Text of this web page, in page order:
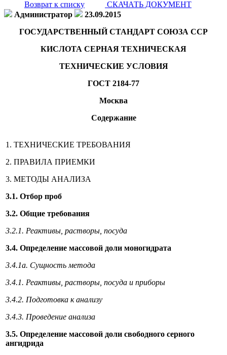
Возврат к списку
СКАЧАТЬ ДОКУМЕНТ
Администратор
23.09.2015
ГОСУДАРСТВЕННЫЙ СТАНДАРТ СОЮЗА ССР
КИСЛОТА СЕРНАЯ ТЕХНИЧЕСКАЯ
ТЕХНИЧЕСКИЕ УСЛОВИЯ
ГОСТ 2184-77
Москва
Содержание
1. ТЕХНИЧЕСКИЕ ТРЕБОВАНИЯ
2. ПРАВИЛА ПРИЕМКИ
3. МЕТОДЫ АНАЛИЗА
3.1. Отбор проб
3.2. Общие требования
3.2.1. Реактивы, растворы, посуда
3.4. Определение массовой доли моногидрата
3.4.1а. Сущность метода
3.4.1. Реактивы, растворы, посуда и приборы
3.4.2. Подготовка к анализу
3.4.3. Проведение анализа
3.5. Определение массовой доли свободного серного
ангидрида